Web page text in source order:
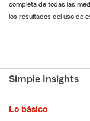
completa de todas las
los resultados del uso de
Simple Insights
Lo básico